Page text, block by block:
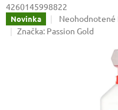
4260145998822
Novinka
Priemerné
hodnotenie
hviezdičiek.
Neohodnotené
Značka: Passion Gold